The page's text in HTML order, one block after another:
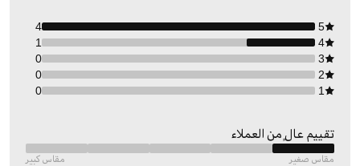
5
4
4
1
3
0
2
0
1
0
تقييم عالٍ من العملاء
مقاس صغير مقاس كبير